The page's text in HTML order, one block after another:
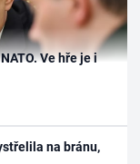
Ve hře je i
na bránu,